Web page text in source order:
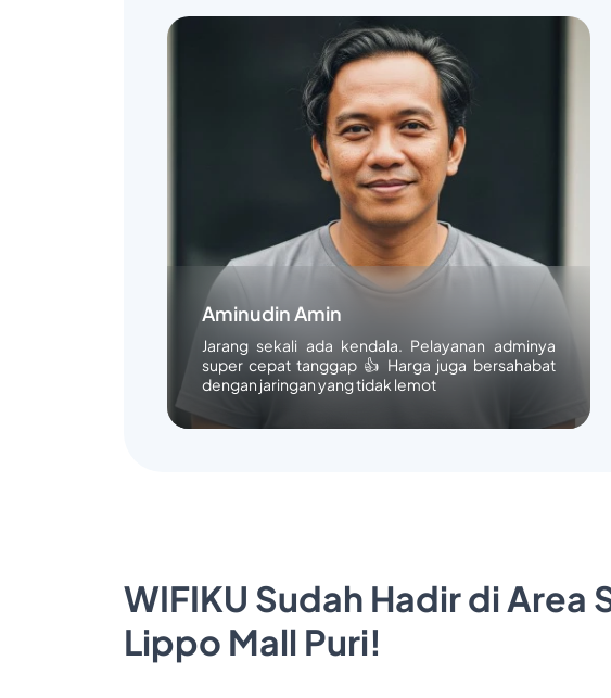
Aminudin Amin
Jarang sekali ada kendala. Pelayanan adminya
super cepat tanggap 👍 Harga juga bersahabat
dengan jaringan yang tidak lemot
WIFIKU Sudah Hadir di Area
Lippo Mall Puri!